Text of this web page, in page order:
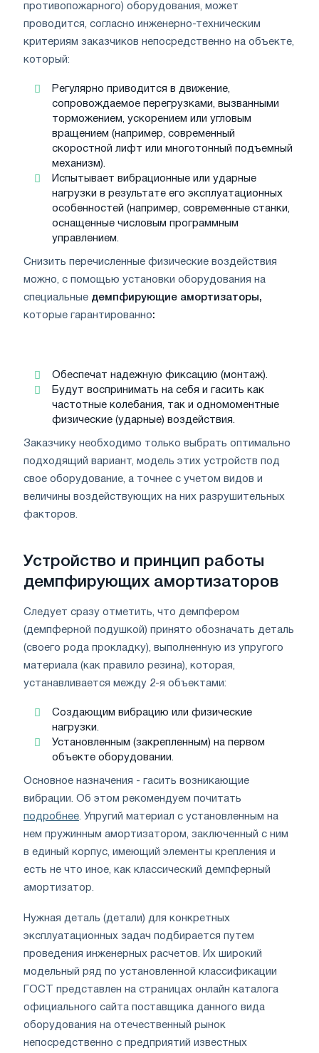
противопожарного) оборудования, может
проводится, согласно инженерно-техническим
критериям заказчиков непосредственно на объекте,
который:
Регулярно приводится в движение,
сопровождаемое перегрузками, вызванными
торможением, ускорением или угловым
вращением (например, современный
скоростной лифт или многотонный подъемный
механизм).
Испытывает вибрационные или ударные
нагрузки в результате его эксплуатационных
особенностей (например, современные станки,
оснащенные числовым программным
управлением.
Снизить перечисленные физические воздействия
можно, с помощью установки оборудования на
специальные демпфирующие амортизаторы,
которые гарантированно:
Обеспечат надежную фиксацию (монтаж).
Будут воспринимать на себя и гасить как
частотные колебания, так и одномоментные
физические (ударные) воздействия.
Заказчику необходимо только выбрать оптимально
подходящий вариант, модель этих устройств под
свое оборудование, а точнее с учетом видов и
величины воздействующих на них разрушительных
факторов.
Устройство и принцип работы
демпфирующих амортизаторов
Следует сразу отметить, что демпфером
(демпферной подушкой) принято обозначать деталь
(своего рода прокладку), выполненную из упругого
материала (как правило резина), которая,
устанавливается между 2-я объектами:
Создающим вибрацию или физические
нагрузки.
Установленным (закрепленным) на первом
объекте оборудовании.
Основное назначения - гасить возникающие
вибрации. Об этом рекомендуем почитать
подробнее . Упругий материал с установленным на
нем пружинным амортизатором, заключенный с ним
в единый корпус, имеющий элементы крепления и
есть не что иное, как классический демпферный
амортизатор.
Нужная деталь (детали) для конкретных
эксплуатационных задач подбирается путем
проведения инженерных расчетов. Их широкий
модельный ряд по установленной классификации
ГОСТ представлен на страницах онлайн каталога
официального сайта поставщика данного вида
оборудования на отечественный рынок
непосредственно с предприятий известных